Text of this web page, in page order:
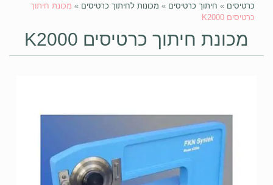
כרטיסים » חיתוך כרטיסים » מכונות לחיתוך כרטיסים » מכונת חיתוך
כרטיסים K2000
מכונת חיתוך כרטיסים K2000